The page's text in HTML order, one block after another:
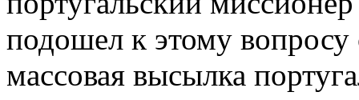
подошел к этому вопросу
массовая высылка